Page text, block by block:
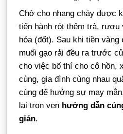
Chờ cho nhang cháy được
tiến hành rót thêm trà, rượu
hóa (đốt). Sau khi tiền vàng
muối gạo rải đều ra trước
cho việc bố thí cho cô hồn,
cùng, gia đình cùng nhau
cúng để hưởng sự may
lại trọn vẹn hướng dẫn
giản.